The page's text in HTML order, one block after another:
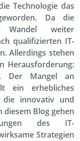
Technologie das
Da die
Wandel weiter
qualifizierten IT-
Allerdings stehen
Herausforderung:
Der Mangel an
ein erhebliches
innovativ und
Blog gehen
des IT-
Strategien